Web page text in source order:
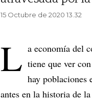
15 Octubre de 2020 13.32
L a economía del
tiene que ver
hay poblaciones
antes en la historia de